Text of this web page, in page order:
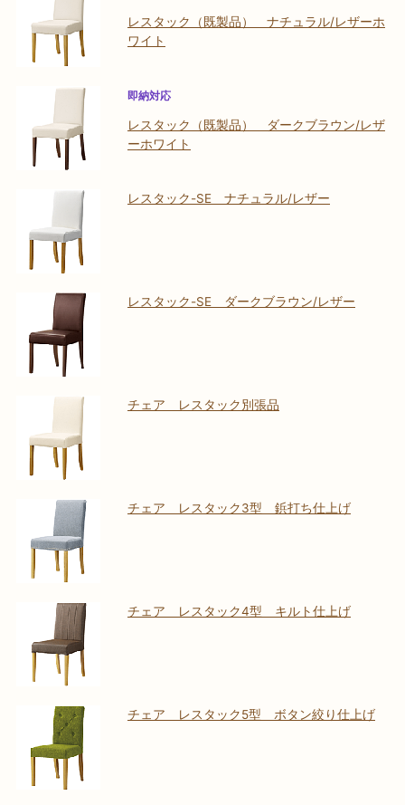
レスタック（既製品） ナチュラル/レザーホ
ワイト
即納対応
レスタック（既製品） ダークブラウン/レザ
ーホワイト
レスタック-SE ナチュラル/レザー
レスタック-SE ダークブラウン/レザー
チェア レスタック別張品
チェア レスタック3型 鋲打ち仕上げ
チェア レスタック4型 キルト仕上げ
チェア レスタック5型 ボタン絞り仕上げ